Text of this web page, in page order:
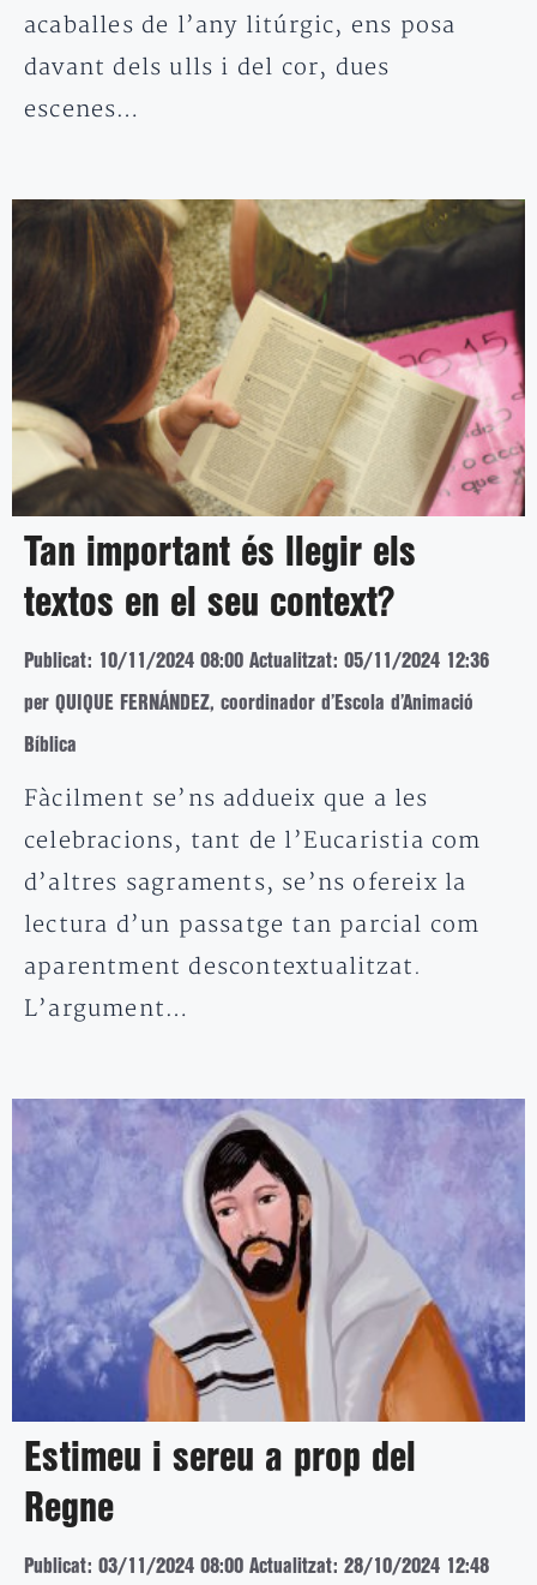
acaballes de l’any litúrgic, ens posa
davant dels ulls i del cor, dues
escenes…
Tan important és llegir els
textos en el seu context?
Publicat: 10/11/2024 08:00 Actualitzat: 05/11/2024 12:36
per QUIQUE FERNÁNDEZ, coordinador d’Escola d’Animació
Bíblica
Fàcilment se’ns addueix que a les
celebracions, tant de l’Eucaristia com
d’altres sagraments, se’ns ofereix la
lectura d’un passatge tan parcial com
aparentment descontextualitzat.
L’argument…
Estimeu i sereu a prop del
Regne
Publicat: 03/11/2024 08:00 Actualitzat: 28/10/2024 12:48